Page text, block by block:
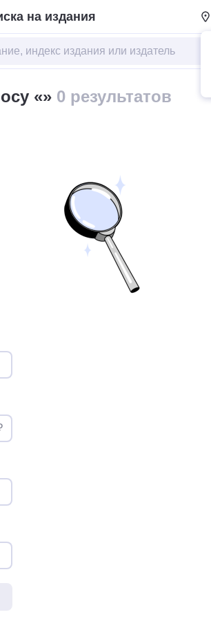
на издания
«» 0 результатов